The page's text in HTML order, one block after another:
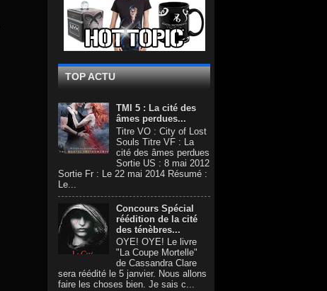
TOP ACTU
TMI 5 : La cité des
âmes perdues...
Titre VO : City of Lost
Souls Titre VF : La
cité des âmes perdues
Sortie US : 8 mai 2012
Sortie Fr : Le 22 mai 2014 Résumé :
Le...
Concours Spécial
réédition de la cité
des ténèbres...
OYE! OYE! Le livre
"La Coupe Mortelle"
de Cassandra Clare
sera réédité le 5 janvier. Nous allons
faire les choses bien. Je sais c...